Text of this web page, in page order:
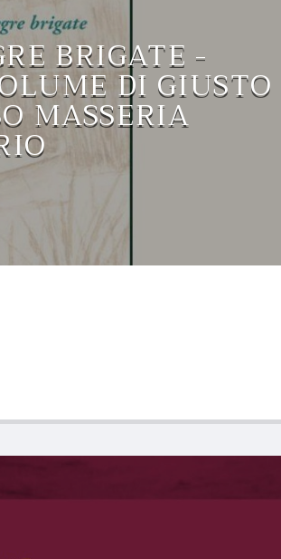
BRIGATE -
DI GIUSTO
MASSERIA